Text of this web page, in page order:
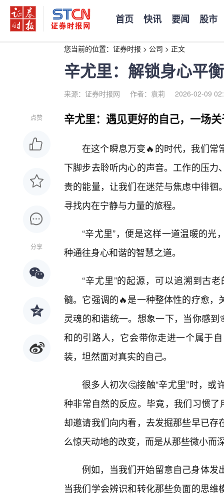
首页 快讯 要闻 股市
您当前的位置： 证券时报 > 公司 > 正文
辛尤里：解锁身心平
来源：证券时报网 作者：袁莉 2026-02-09
点赞
分享
辛尤里：遇见更好的自己，一场
在这个瞬息万变🔥的时代，我们常
下脚步去聆听内心的声音。工作的压
贵的能量，让我们在迷茫与焦虑中徘
寻找内在宁静与力量的旅程。
“辛尤里”，便是这样一道温暖的
种通往身心和谐的智慧之道。
“辛尤里”的起源，可以追溯到古
髓。它强调的🔥是一种整体性的疗愈
灵魂的和谐统一。想象一下，当你感
和的引路人，它会带你走进一个属于
装，坦然面对真实的自己。
很多人初次🤔接触“辛尤里”时，
种非常自然的反应。毕竟，我们习惯
却邀请我们向内看，去发掘那些早已
么惊天动地的改变，而是从那些微小而
例如，当我们开始留意自己身体发
当我们学会辨识和转化那些负面的思